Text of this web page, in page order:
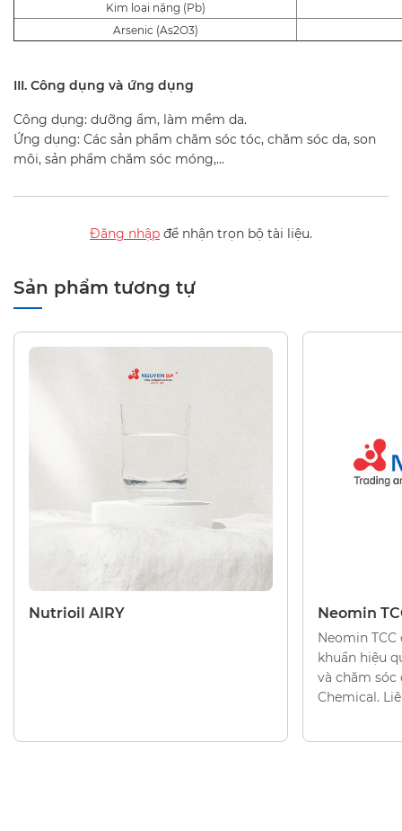
Kim loại nặng (Pb)
Arsenic (As2O3)
III. Công dụng và ứng dụng
Công dụng: dưỡng ẩm, làm mềm da.
Ứng dụng: Các sản phẩm chăm sóc tóc, chăm sóc da, son
môi, sản phẩm chăm sóc móng,…
Đăng nhập để nhận trọn bộ tài liệu.
Sản phẩm tương tự
CHẤT LÀM MỀM
Nutrioil AIRY
CHẤT LÀM
Neomin
Neomin
khuẩn hiệu
và chăm sóc
Chemical.